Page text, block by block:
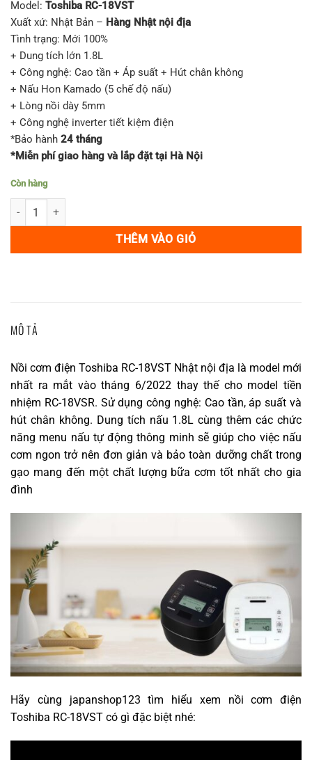
là:
9,500,000₫.
tại
là:
Model: Toshiba RC-18VST
Xuất xứ: Nhật Bản – Hàng Nhật nội địa
Tình trạng: Mới 100%
+ Dung tích lớn 1.8L
+ Công nghệ: Cao tần + Áp suất + Hút chân không
+ Nấu Hon Kamado (5 chế độ nấu)
+ Lòng nồi dày 5mm
+ Công nghệ inverter tiết kiệm điện
*Bảo hành 24 tháng
*Miễn phí giao hàng và lắp đặt tại Hà Nội
Còn hàng
Nồi cơm điện Toshiba RC-18VST 1.8L số lượng
THÊM VÀO GIỎ
MÔ TẢ
Nồi cơm điện Toshiba RC-18VST Nhật nội địa là model mới
nhất ra mắt vào tháng 6/2022 thay thế cho model tiền
nhiệm RC-18VSR. Sử dụng công nghệ: Cao tần, áp suất và
hút chân không. Dung tích nấu 1.8L cùng thêm các chức
năng menu nấu tự động thông minh sẽ giúp cho việc nấu
cơm ngon trở nên đơn giản và bảo toàn dưỡng chất trong
gạo mang đến một chất lượng bữa cơm tốt nhất cho gia
đình
Hãy cùng japanshop123 tìm hiểu xem nồi cơm điện
Toshiba RC-18VST có gì đặc biệt nhé: